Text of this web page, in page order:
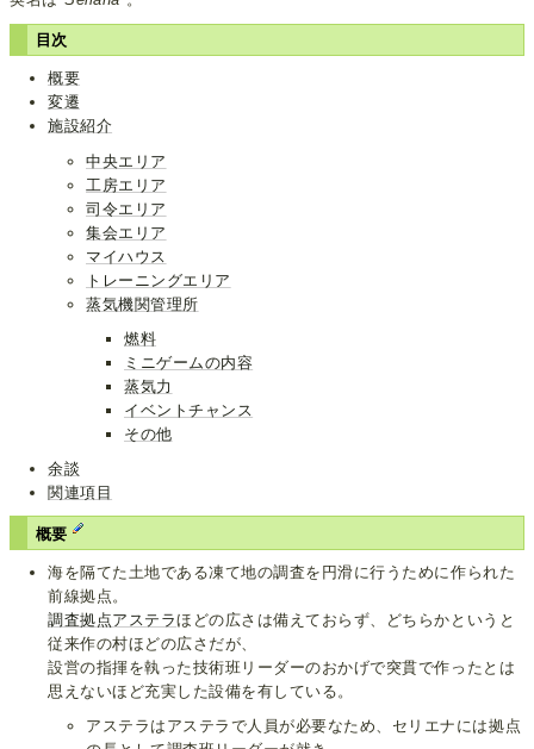
目次
概要
変遷
施設紹介
中央エリア
工房エリア
司令エリア
集会エリア
マイハウス
トレーニングエリア
蒸気機関管理所
燃料
ミニゲームの内容
蒸気力
イベントチャンス
その他
余談
関連項目
概要
海を隔てた土地である凍て地の調査を円滑に行うために作られた
前線拠点。
調査拠点アステラほどの広さは備えておらず、どちらかというと
従来作の村ほどの広さだが、
設営の指揮を執った技術班リーダーのおかげで突貫で作ったとは
思えないほど充実した設備を有している。
アステラはアステラで人員が必要なため、セリエナには拠点